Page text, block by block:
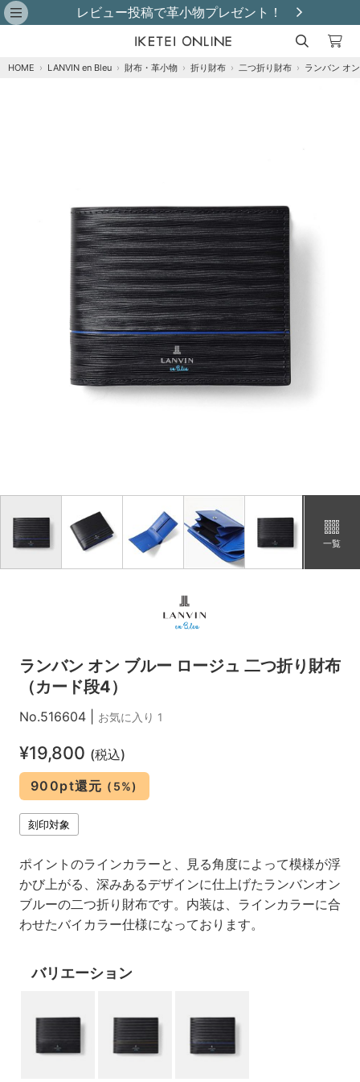
レビュー投稿で革小物プレゼント！
HOME › LANVIN en Bleu › 財布・革小物 › 折り財布 › 二つ折り財布 › ランバン オ
一覧
ランバン オン ブルー ロージュ 二つ折り財布
（カード段4）
No.516604 お気に入り 1
¥19,800 (税込)
900pt還元 (5%)
刻印対象
ポイントのラインカラーと、見る角度によって模様が浮
かび上がる、深みあるデザインに仕上げたランバンオン
ブルーの二つ折り財布です。内装は、ラインカラーに合
わせたバイカラー仕様になっております。
バリエーション
に【ご注文者様のご住所】へ発送いたします。
グリーン
在庫あり
カートに追加
イエロー